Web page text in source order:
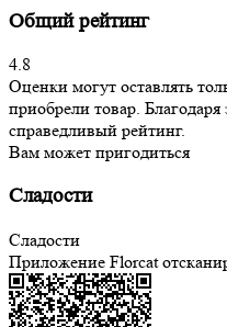
Общий рейтинг
4.8
Оценки могут оставлять
приобрели товар.
справедливый рейтинг.
Вам может пригодиться
Сладости
Сладости
Приложение Florcat